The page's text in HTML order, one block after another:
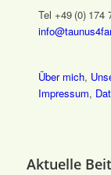
Tel +49 (0) 174
Über mich,
Impressum,
Aktuelle